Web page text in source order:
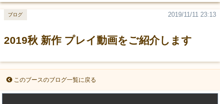
2019秋 新作 プレイ動画をご紹介します
2019/11/11 23:13
ブログ
このブースのブログ一覧に戻る